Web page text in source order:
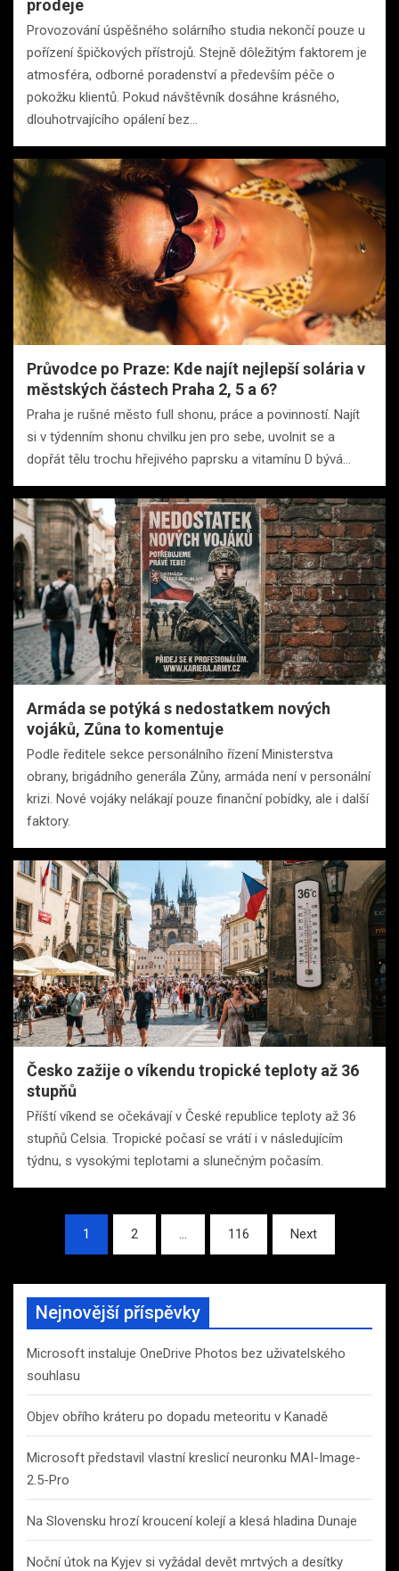
prodeje
Provozování úspěšného solárního studia nekončí pouze u
pořízení špičkových přístrojů. Stejně dôležitým faktorem je
atmosféra, odborné poradenství a především péče o
pokožku klientů. Pokud návštěvník dosáhne krásného,
dlouhotrvajícího opálení bez…
Průvodce po Praze: Kde najít nejlepší solária v
městských částech Praha 2, 5 a 6?
Praha je rušné město full shonu, práce a povinností. Najít
si v týdenním shonu chvilku jen pro sebe, uvolnit se a
dopřát tělu trochu hřejivého paprsku a vitamínu D bývá…
Armáda se potýká s nedostatkem nových
vojáků, Zůna to komentuje
Podle ředitele sekce personálního řízení Ministerstva
obrany, brigádního generála Zůny, armáda není v personální
krizi. Nové vojáky nelákají pouze finanční pobídky, ale i další
faktory.
Česko zažije o víkendu tropické teploty až 36
stupňů
Příští víkend se očekávají v České republice teploty až 36
stupňů Celsia. Tropické počasí se vrátí i v následujícím
týdnu, s vysokými teplotami a slunečným počasím.
Stránkování
příspěvků
1 2 … 116 Next
Nejnovější příspěvky
Microsoft instaluje OneDrive Photos bez uživatelského
souhlasu
Objev obřího kráteru po dopadu meteoritu v Kanadě
Microsoft představil vlastní kreslicí neuronku MAI-Image-
2.5-Pro
Na Slovensku hrozí kroucení kolejí a klesá hladina Dunaje
Noční útok na Kyjev si vyžádal devět mrtvých a desítky